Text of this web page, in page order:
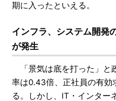
期に入ったといえる。
インフラ、システム開発
が発生
「景気は底を打った」と
率は0.43倍、正社員の有効
る。しかし、IT・インター